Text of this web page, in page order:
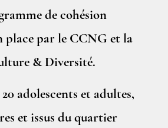
de cohésion
place par le CCNG et la
& Diversité.
adolescents et adultes,
et issus du quartier